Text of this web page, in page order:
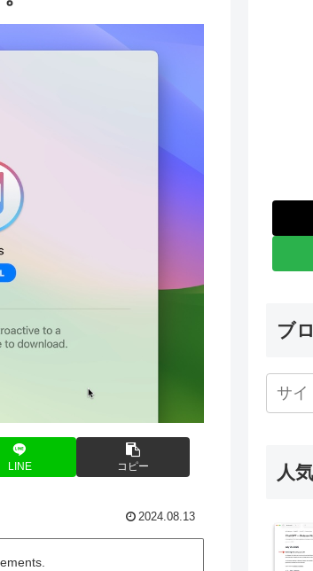
LINE コピー
2024.08.13
ブ
人